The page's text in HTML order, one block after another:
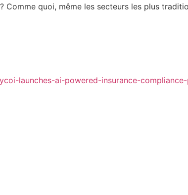
Comme quoi, même les secteurs les plus
launches-ai-powered-insurance-